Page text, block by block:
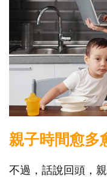
親子時間愈多
不過，話說回頭，